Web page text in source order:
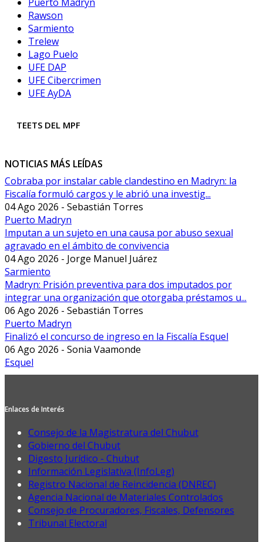
Rawson
Sarmiento
Trelew
Lago Puelo
UFE DAP
UFE Cibercrimen
UFE AyDA
TEETS DEL MPF
NOTICIAS MÁS LEÍDAS
Cobraba por instalar cable clandestino en Madryn: la
Fiscalía formuló cargos y le abrió una investig...
04 Ago 2026 - Sebastián Torres
Puerto Madryn
Imputan a un sujeto en una causa por abuso sexual
agravado en el ámbito de convivencia
04 Ago 2026 - Jorge Manuel Juárez
Sarmiento
Madryn: Prisión preventiva para dos imputados por
integrar una organización que otorgaba préstamos u...
06 Ago 2026 - Sebastián Torres
Puerto Madryn
Finalizó el concurso de ingreso en la Fiscalía Esquel
06 Ago 2026 - Sonia Vaamonde
Esquel
Enlaces de Interés
Consejo de la Magistratura del Chubut
Gobierno del Chubut
Digesto Jurídico - Chubut
Información Legislativa (InfoLeg)
Registro Nacional de Reincidencia (DNREC)
Agencia Nacional de Materiales Controlados
Consejo de Procuradores, Fiscales, Defensores
Tribunal Electoral